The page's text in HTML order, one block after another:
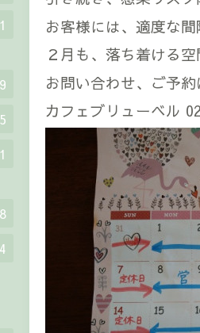
お客様には、適度な
２月も、落ち着ける
お問い合わせ、ご予
カフェブリューベル